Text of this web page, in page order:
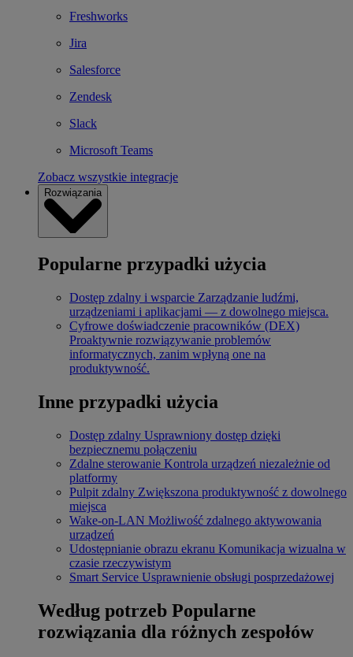
Freshworks
Jira
Salesforce
Zendesk
Slack
Microsoft Teams
Zobacz wszystkie integracje
Rozwiązania
Popularne przypadki użycia
Dostęp zdalny i wsparcie Zarządzanie ludźmi,
urządzeniami i aplikacjami — z dowolnego miejsca.
Cyfrowe doświadczenie pracowników (DEX)
Proaktywnie rozwiązywanie problemów
informatycznych, zanim wpłyną one na
produktywność.
Inne przypadki użycia
Dostęp zdalny Usprawniony dostęp dzięki
bezpiecznemu połączeniu
Zdalne sterowanie Kontrola urządzeń niezależnie od
platformy
Pulpit zdalny Zwiększona produktywność z dowolnego
miejsca
Wake-on-LAN Możliwość zdalnego aktywowania
urządzeń
Udostępnianie obrazu ekranu Komunikacja wizualna w
czasie rzeczywistym
Smart Service Usprawnienie obsługi posprzedażowej
Według potrzeb Popularne
rozwiązania dla różnych zespołów